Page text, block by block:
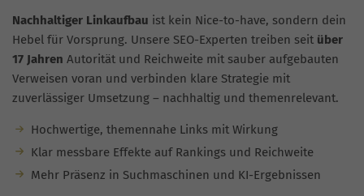
Nachhaltiger Linkaufbau ist kein Nice-to-have, sondern dein
Hebel für Vorsprung. Unsere SEO-Experten treiben seit über
17 Jahren Autorität und Reichweite mit sauber aufgebauten
Verweisen voran und verbinden klare Strategie mit
zuverlässiger Umsetzung – nachhaltig und themenrelevant.
Hochwertige, themennahe Links mit Wirkung
Klar messbare Effekte auf Rankings und Reichweite
Mehr Präsenz in Suchmaschinen und KI-Ergebnissen